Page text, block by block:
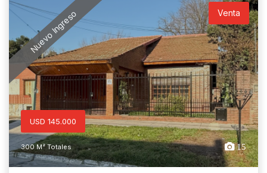
Nuevo Ingreso Venta
USD 145.000
300 M² Totales 15